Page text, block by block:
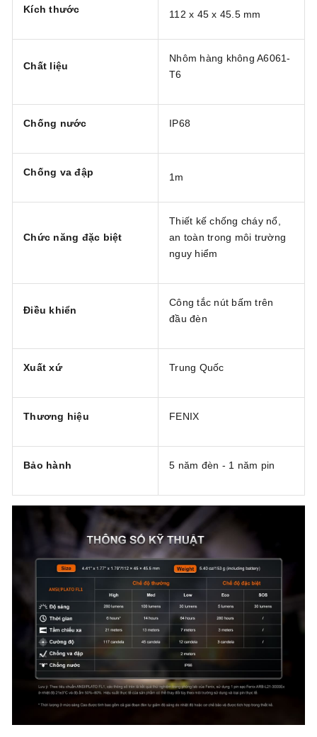
Kích thước 112 x 45 x 45.5 mm
Chất liệu
Nhôm hàng không A6061-
T6
Chống nước IP68
Chống va đập 1m
Chức năng đặc biệt
Thiết kế chống cháy nổ,
an toàn trong môi trường
nguy hiểm
Điều khiển
Công tắc nút bấm trên
đầu đèn
Xuất xứ Trung Quốc
Thương hiệu FENIX
Bảo hành 5 năm đèn - 1 năm pin